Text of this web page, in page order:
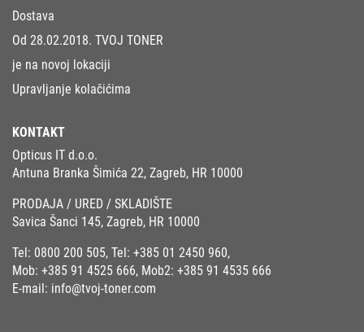
Dostava
Od 28.02.2018. TVOJ TONER
je na novoj lokaciji
Upravljanje kolačićima
KONTAKT
Opticus IT d.o.o.
Antuna Branka Šimića 22, Zagreb, HR 10000
PRODAJA / URED / SKLADIŠTE
Savica Šanci 145, Zagreb, HR 10000
Tel: 0800 200 505, Tel: +385 01 2450 960,
Mob: +385 91 4525 666, Mob2: +385 91 4535 666
E-mail: info@tvoj-toner.com